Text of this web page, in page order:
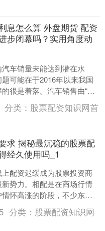
息怎么算 外盘期货 配资
步闭幕吗？实用角度动
车销量未能达到潜在水
可能在于2016年以来我国
很是着落。汽车销售由“净
“折旧需求”组成。据CF40参
在....
分类： 股票配资知识网首
求 揭秘最沉稳的股票配
经久使用吗_1
配资迟缓成为股票投资商
势力。相配是在商场行情
怀高涨的阶段，不少东说
过放大倍数器具科罚放大盈
上配资平台赶....
分类： 股票配资知识网